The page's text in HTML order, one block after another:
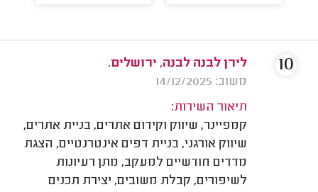
לירן לבנה לבנה, ירושלים.
משוב: 14/12/2025
תיאור השירות:
קמפיינר, שיווק וקידום אתרים, בניית אתרים,
שיווק אורגני, בניית דפים אינטרנטיים, הצגת
מדדים חודשיים למעקב, מתן רעיונות
לשיפורים, קבלת משובים, יצירת תכנים
10